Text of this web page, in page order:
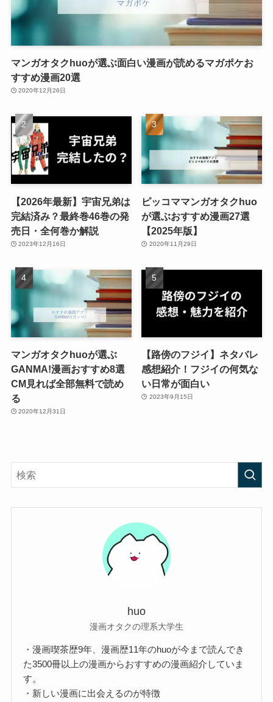
マンガオタクhuoが選ぶ面白い漫画が読めるマガポケお
すすめ漫画20選
2020年12月26日
【2026年最新】宇宙兄弟は
完結済み？最終巻46巻の発
売日・全何巻か解説
2023年12月16日
ピッコママンガオタクhuo
が選ぶおすすめ漫画27選
【2025年版】
2020年11月29日
マンガオタクhuoが選ぶ
GANMA!漫画おすすめ8選
CM見れば全部無料で読め
る
2020年12月31日
【路傍のフジイ】ネタバレ
感想紹介！フジイの何気な
い日常が面白い
2023年9月15日
huo
漫画オタクの理系大学生
・漫画喫茶歴9年、漫画歴11年のhuoが今まで読んでき
た3500冊以上の漫画からおすすめの漫画紹介していま
す。
・新しい漫画に出会えるのが特徴